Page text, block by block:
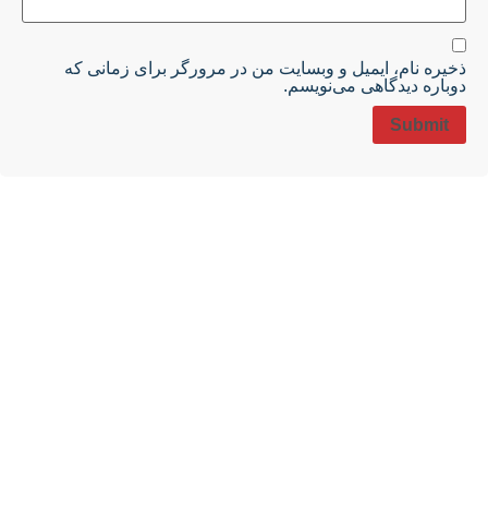
ذخیره نام، ایمیل و وبسایت من در مرورگر برای زمانی که
دوباره دیدگاهی می‌نویسم.